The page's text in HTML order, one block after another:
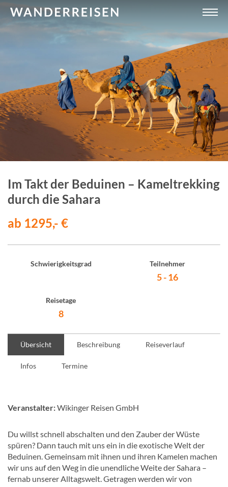
Im Takt der Beduinen – Kameltrekking
durch die Sahara
ab 1295,- €
Schwierigkeitsgrad Teilnehmer
5 - 16
Reisetage
8
Übersicht Beschreibung Reiseverlauf
Infos Termine
Veranstalter:Wikinger Reisen GmbH
Du willst schnell abschalten und den Zauber der Wüste
spüren? Dann tauch mit uns ein in die exotische Welt der
Beduinen. Gemeinsam mit ihnen und ihren Kamelen machen
wir uns auf den Weg in die unendliche Weite der Sahara –
fernab unserer Alltagswelt. Getragen werden wir von